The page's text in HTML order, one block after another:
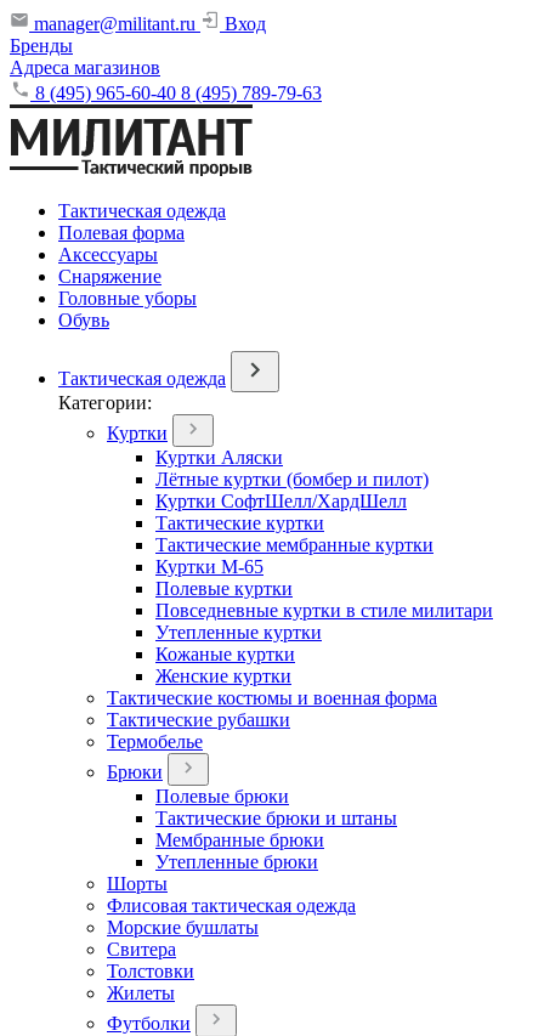
manager@militant.ru
Вход
Бренды
Адреса магазинов
8 (495) 965-60-40 8 (495) 789-79-63
Тактическая одежда
Полевая форма
Аксессуары
Снаряжение
Головные уборы
Обувь
Тактическая одежда
Категории:
Куртки
Куртки Аляски
Лётные куртки (бомбер и пилот)
Куртки СофтШелл/ХардШелл
Тактические куртки
Тактические мембранные куртки
Куртки М-65
Полевые куртки
Повседневные куртки в стиле милитари
Утепленные куртки
Кожаные куртки
Женские куртки
Тактические костюмы и военная форма
Тактические рубашки
Термобелье
Брюки
Полевые брюки
Тактические брюки и штаны
Мембранные брюки
Утепленные брюки
Шорты
Флисовая тактическая одежда
Морские бушлаты
Свитера
Толстовки
Жилеты
Футболки